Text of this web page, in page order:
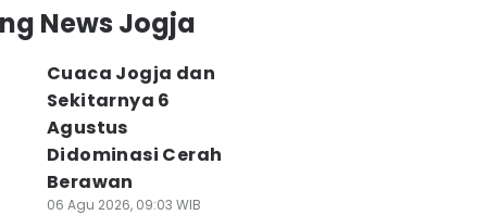
News Jogja
Cuaca Jogja dan
Sekitarnya 6
Agustus
Didominasi Cerah
Berawan
06 Agu 2026, 09:03 WIB